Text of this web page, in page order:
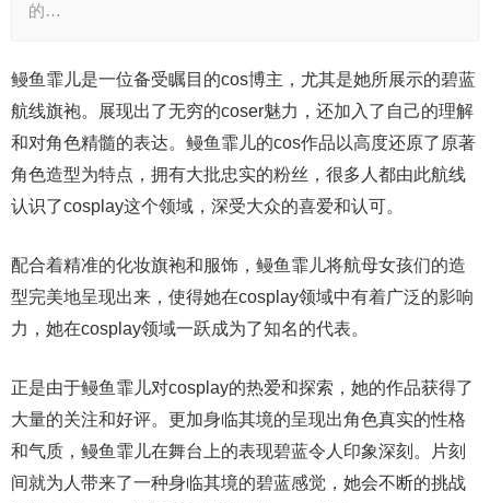
的…
鳗鱼霏儿是一位备受瞩目的cos博主，尤其是她所展示的碧蓝
航线旗袍。展现出了无穷的coser魅力，还加入了自己的理解
和对角色精髓的表达。鳗鱼霏儿的cos作品以高度还原了原著
角色造型为特点，拥有大批忠实的粉丝，很多人都由此航线
认识了cosplay这个领域，深受大众的喜爱和认可。
配合着精准的化妆旗袍和服饰，鳗鱼霏儿将航母女孩们的造
型完美地呈现出来，使得她在cosplay领域中有着广泛的影响
力，她在cosplay领域一跃成为了知名的代表。
正是由于鳗鱼霏儿对cosplay的热爱和探索，她的作品获得了
大量的关注和好评。更加身临其境的呈现出角色真实的性格
和气质，鳗鱼霏儿在舞台上的表现碧蓝令人印象深刻。片刻
间就为人带来了一种身临其境的碧蓝感觉，她会不断的挑战